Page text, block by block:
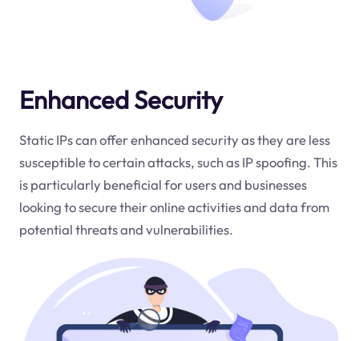
Enhanced Security
Static IPs can offer enhanced security as they are less
susceptible to certain attacks, such as IP spoofing. This
is particularly beneficial for users and businesses
looking to secure their online activities and data from
potential threats and vulnerabilities.